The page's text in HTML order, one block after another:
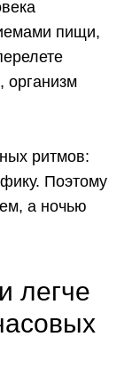
пищи,
организм
ритмов:
Поэтому
а ночью
легче